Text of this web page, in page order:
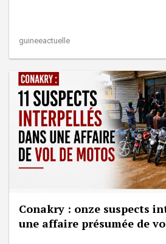
guineeactuelle
Conakry : onze suspects
une affaire présumée de